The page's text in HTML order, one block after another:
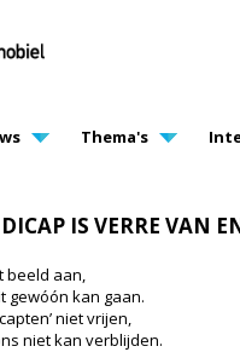
PAGE NAVIGATION
Thema's
IS VERRE VAN
beeld aan,
gewóón kan gaan.
niet vrijen,
niet kan verblijden.